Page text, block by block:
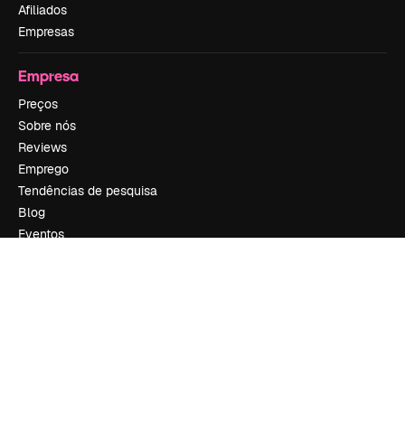
Afiliados
Empresas
Empresa
Preços
Sobre nós
Reviews
Emprego
Tendências de pesquisa
Blog
Eventos